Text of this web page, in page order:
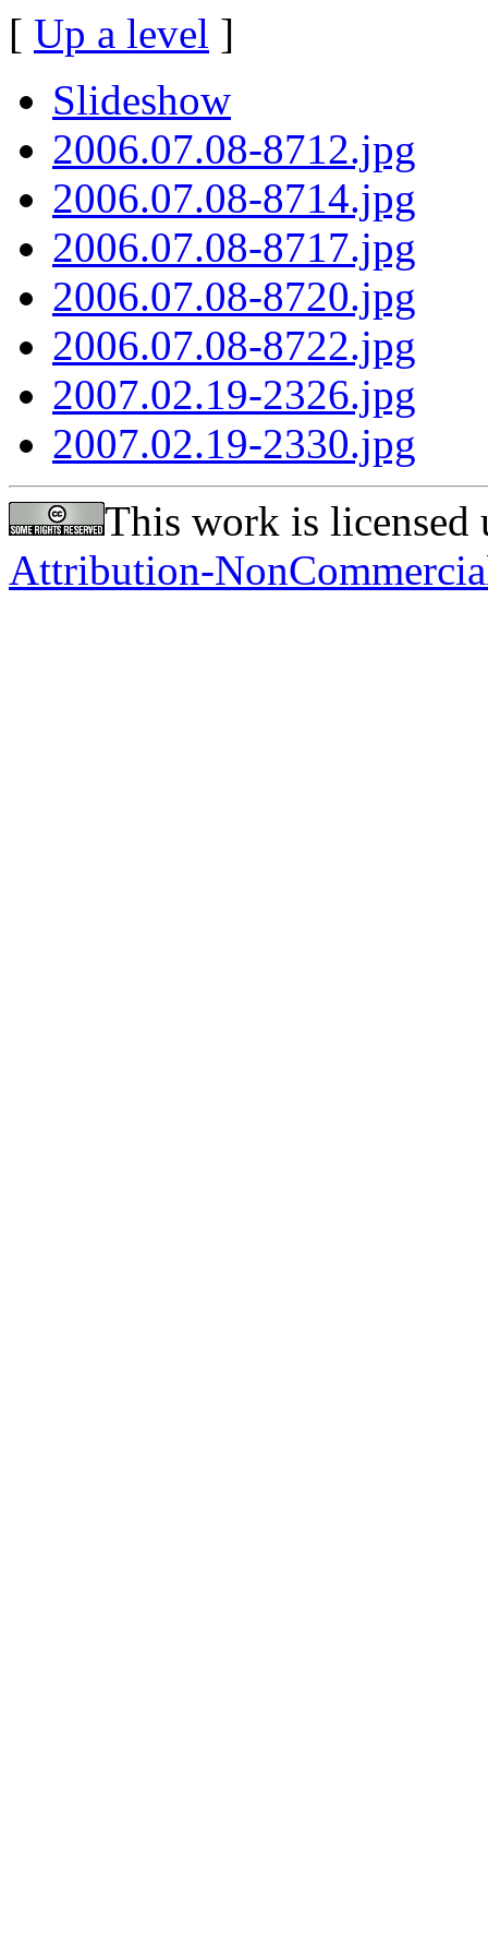
[ Up a level ]
Slideshow
2006.07.08-8712.jpg
2006.07.08-8714.jpg
2006.07.08-8717.jpg
2006.07.08-8720.jpg
2006.07.08-8722.jpg
2007.02.19-2326.jpg
2007.02.19-2330.jpg
This work is licensed
Attribution-